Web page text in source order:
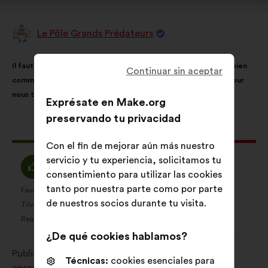
PropuestaLe Pôle Grands Prédateurs
Contenido
de
la
propuesta:
Il faut que la biodiversité et ses milieux soient vus comme un bien
commun. Aucun organisme ne pourra prendre des décisions pour
nous tous !
propuesta
ha
recibido:
el
siguiente
reparto:
A
favor
:
calificado
Favorito
: 1062
veces
Trivial 18
veces
Realista
:veces
Neutro
:
Esta
ha
calificado
Sin opinión
:veces
No entiendo
:veces
Publicada en
Continuar sin aceptar
Exprésate en Make.org
preservando tu privacidad
Con el fin de mejorar aún más nuestro
servicio y tu experiencia, solicitamos tu
consentimiento para utilizar las cookies
tanto por nuestra parte como por parte
de nuestros socios durante tu visita.
¿De qué cookies hablamos?
Técnicas: cookies esenciales para